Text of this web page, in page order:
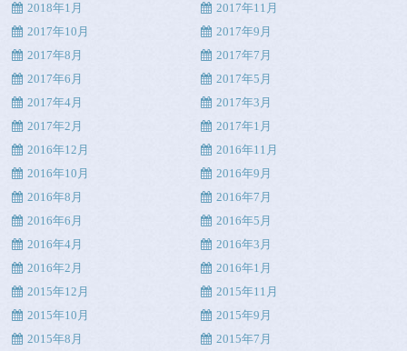
2018年1月
2017年11月
2017年10月
2017年9月
2017年8月
2017年7月
2017年6月
2017年5月
2017年4月
2017年3月
2017年2月
2017年1月
2016年12月
2016年11月
2016年10月
2016年9月
2016年8月
2016年7月
2016年6月
2016年5月
2016年4月
2016年3月
2016年2月
2016年1月
2015年12月
2015年11月
2015年10月
2015年9月
2015年8月
2015年7月